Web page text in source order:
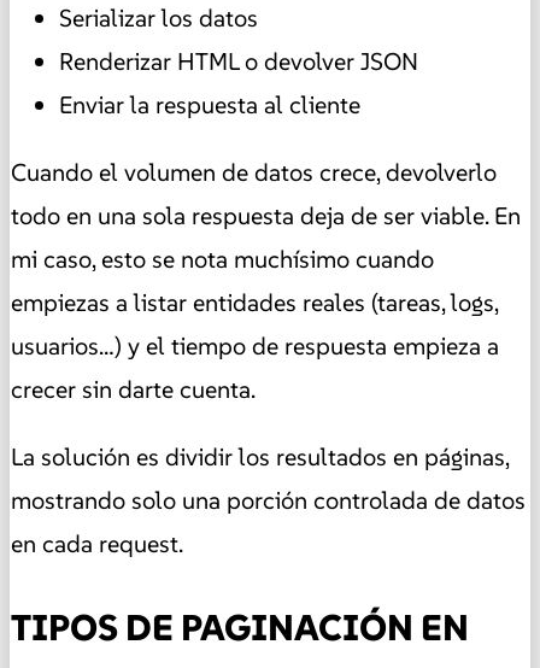
Serializar los datos
Renderizar HTML o devolver JSON
Enviar la respuesta al cliente
Cuando el volumen de datos crece, devolverlo
todo en una sola respuesta deja de ser viable. En
mi caso, esto se nota muchísimo cuando
empiezas a listar entidades reales (tareas, logs,
usuarios…) y el tiempo de respuesta empieza a
crecer sin darte cuenta.
La solución es dividir los resultados en páginas,
mostrando solo una porción controlada de datos
en cada request.
TIPOS DE PAGINACIÓN EN